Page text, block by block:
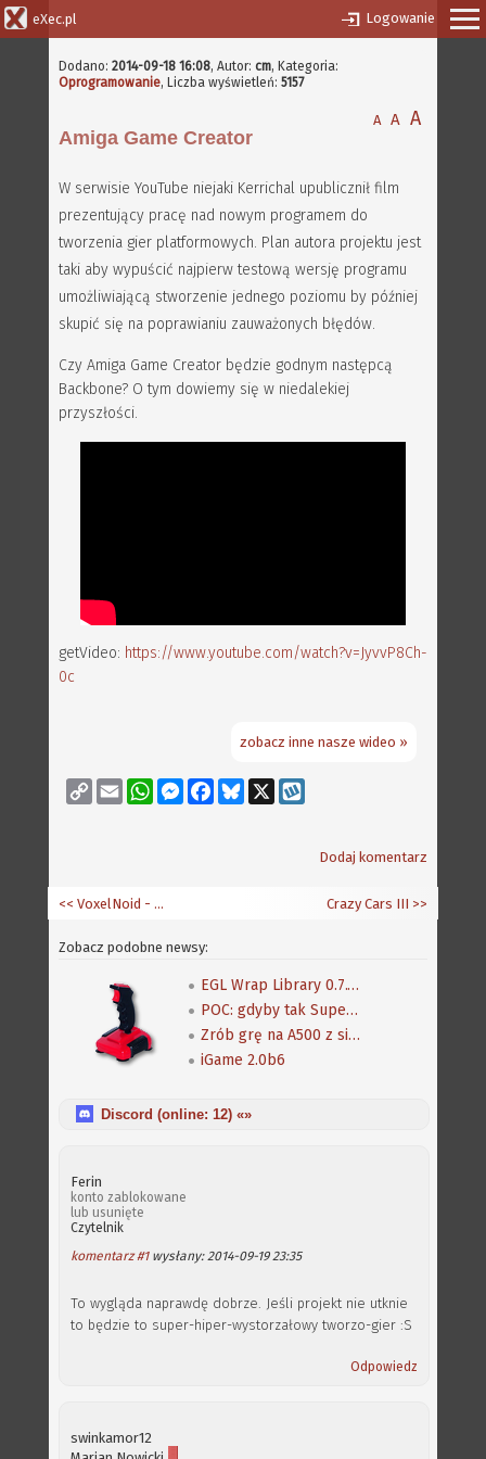
eXec.pl Logowanie
Dodano: 2014-09-18 16:08, Autor: cm, Kategoria:
Oprogramowanie, Liczba wyświetleń: 5157
A A A
Amiga Game Creator
W serwisie YouTube niejaki Kerrichal upublicznił film
prezentujący pracę nad nowym programem do
tworzenia gier platformowych. Plan autora projektu jest
taki aby wypuścić najpierw testową wersję programu
umożliwiającą stworzenie jednego poziomu by później
skupić się na poprawianiu zauważonych błędów.
Czy Amiga Game Creator będzie godnym następcą
Backbone? O tym dowiemy się w niedalekiej
przyszłości.
getVideo: https://www.youtube.com/watch?v=JyvvP8Ch-
0c
zobacz inne nasze wideo »
Copy
Link
Email WhatsAppMessenger
FacebookBluesky
Dodaj komentarz
Crazy Cars III >>
<< VoxelNoid - niesamowity klon Arkanoida
Zobacz podobne newsy:
EGL Wrap Library 0.7.16 (beta), port SoulFu i aktualizacje innych gier
POC: gdyby tak Super Earth Defense Force pod AGA...
Zrób grę na A500 z silnikiem "Scorpion"
iGame 2.0b6
Discord (online: 12) «»
Ferin
konto zablokowane
lub usunięte
Czytelnik
komentarz #1wysłany: 2014-09-19 23:35
To wygląda naprawdę dobrze. Jeśli projekt nie utknie
to będzie to super-hiper-wystorzałowy tworzo-gier :S
Odpowiedz
swinkamor12